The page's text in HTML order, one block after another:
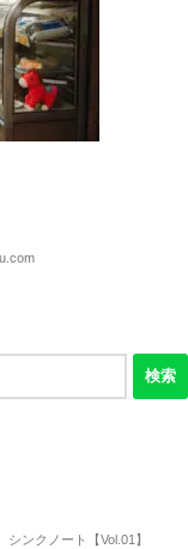
ンクノート【Vol.01】